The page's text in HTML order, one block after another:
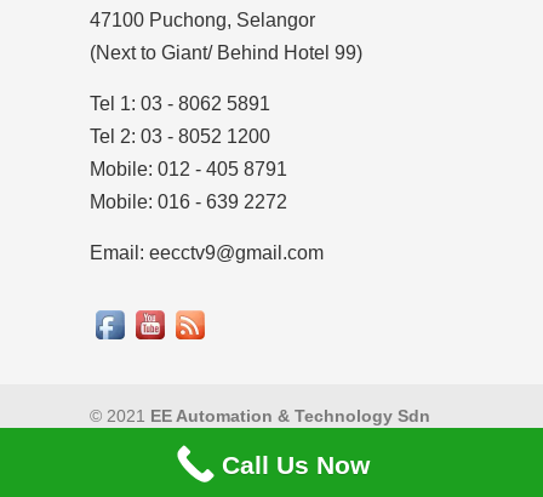
47100 Puchong, Selangor
(Next to Giant/ Behind Hotel 99)
Tel 1: 03 - 8062 5891
Tel 2: 03 - 8052 1200
Mobile: 012 - 405 8791
Mobile: 016 - 639 2272
Email: eecctv9@gmail.com
© 2021 EE Automation & Technology Sdn
Privacy Policy
Back to Top
Call Us Now